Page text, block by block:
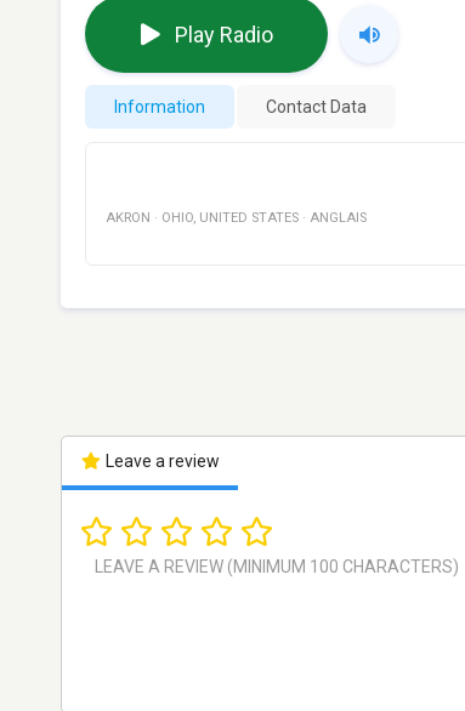
Play Radio
Information Contact Data
AKRON · OHIO, UNITED STATES · ANGLAIS
Leave a review